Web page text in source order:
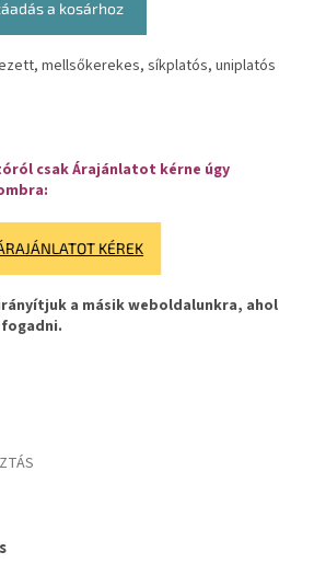
a kosárhoz
mellsőkerekes, síkplatós, uniplatós
csak Árajánlatot kérne úgy
KÉREK
a másik weboldalunkra, ahol